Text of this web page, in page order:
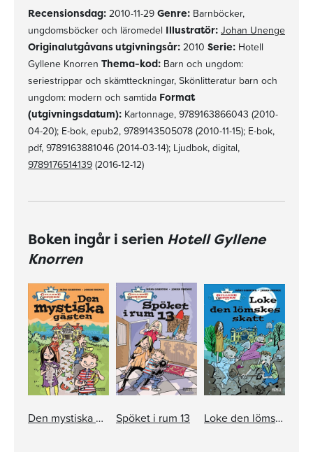
Recensionsdag: 2010-11-29 Genre: Barnböcker,
ungdomsböcker och läromedel Illustratör: Johan Unenge
Originalutgåvans utgivningsår: 2010 Serie: Hotell
Gyllene Knorren Thema-kod: Barn och ungdom:
seriestrippar och skämtteckningar, Skönlitteratur barn och
ungdom: modern och samtida Format
(utgivningsdatum): Kartonnage, 9789163866043 (2010-
04-20); E-bok, epub2, 9789143505078 (2010-11-15); E-bok,
pdf, 9789163881046 (2014-03-14); Ljudbok, digital,
9789176514139 (2016-12-12)
Boken ingår i serien Hotell Gyllene
Knorren
Den mystiska gästen Spöket i rum 13 Loke den lömskes skatt